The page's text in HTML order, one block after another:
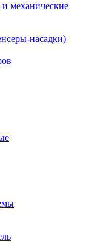
механические
насадки)